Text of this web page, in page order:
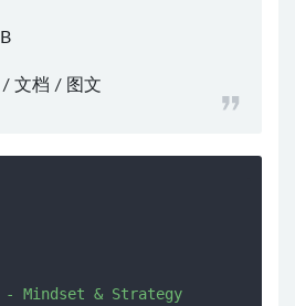
文档 / 图文
Mindset & Strategy